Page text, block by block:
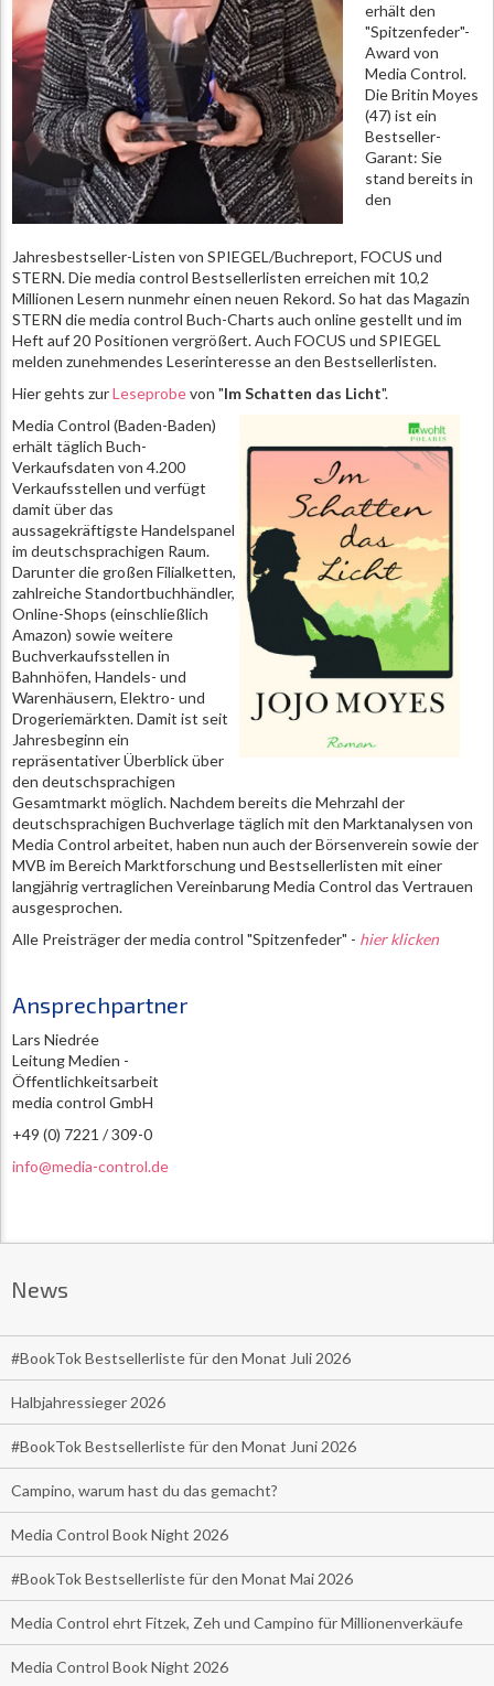
erhält den
"Spitzenfeder"-
Award von
Media Control.
Die Britin Moyes
(47) ist ein
Bestseller-
Garant: Sie
stand bereits in
den
Jahresbestseller-Listen von SPIEGEL/Buchreport, FOCUS und
STERN. Die media control Bestsellerlisten erreichen mit 10,2
Millionen Lesern nunmehr einen neuen Rekord. So hat das Magazin
STERN die media control Buch-Charts auch online gestellt und im
Heft auf 20 Positionen vergrößert. Auch FOCUS und SPIEGEL
melden zunehmendes Leserinteresse an den Bestsellerlisten.
Hier gehts zurLeseprobevon "Im Schatten das Licht".
Media Control (Baden-Baden)
erhält täglich Buch-
Verkaufsdaten von 4.200
Verkaufsstellen und verfügt
damit über das
aussagekräftigste Handelspanel
im deutschsprachigen Raum.
Darunter die großen Filialketten,
zahlreiche Standortbuchhändler,
Online-Shops (einschließlich
Amazon) sowie weitere
Buchverkaufsstellen in
Bahnhöfen, Handels- und
Warenhäusern, Elektro- und
Drogeriemärkten. Damit ist seit
Jahresbeginn ein
repräsentativer Überblick über
den deutschsprachigen
Gesamtmarkt möglich. Nachdem bereits die Mehrzahl der
deutschsprachigen Buchverlage täglich mit den Marktanalysen von
Media Control arbeitet, haben nun auch der Börsenverein sowie der
MVB im Bereich Marktforschung und Bestsellerlisten mit einer
langjährig vertraglichen Vereinbarung Media Control das Vertrauen
ausgesprochen.
Alle Preisträger der media control "Spitzenfeder" - hier klicken
Ansprechpartner
Lars Niedrée
Leitung Medien -
Öffentlichkeitsarbeit
media control GmbH
+49 (0) 7221 / 309-0
info@media-control.de
News
#BookTok Bestsellerliste für den Monat Juli 2026
Halbjahressieger 2026
#BookTok Bestsellerliste für den Monat Juni 2026
Campino, warum hast du das gemacht?
Media Control Book Night 2026
#BookTok Bestsellerliste für den Monat Mai 2026
Media Control ehrt Fitzek, Zeh und Campino für Millionenverkäufe
Media Control Book Night 2026